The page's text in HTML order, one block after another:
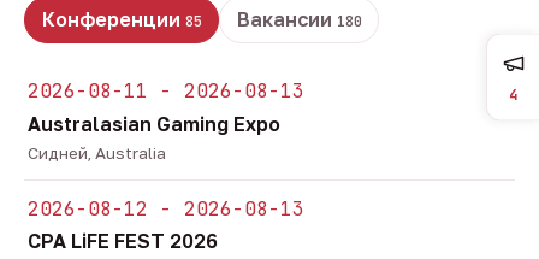
Конференции 85 Вакансии 180
2026-08-11 - 2026-08-13
Australasian Gaming Expo
Сидней, Australia
2026-08-12 - 2026-08-13
CPA LiFE FEST 2026
4